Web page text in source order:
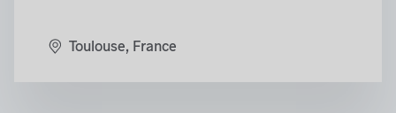
Toulouse, France